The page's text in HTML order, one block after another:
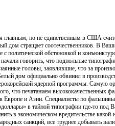
но не единственным в США
дом стращает соотечественников. В
политической обстановкой и
говорить, что подпольные
головы, заявлявшие, что за
дом официально обвинил в
ядерной программы. Самую
что печатанием
в Европе и Азии. Специалисты по
в тайной типографии где-то
в экономическом
санкций, все труднее добывать